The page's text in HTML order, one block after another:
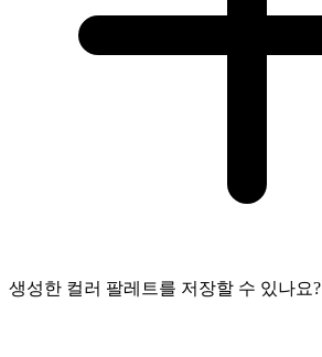
생성한 컬러 팔레트를 저장할 수 있나요?